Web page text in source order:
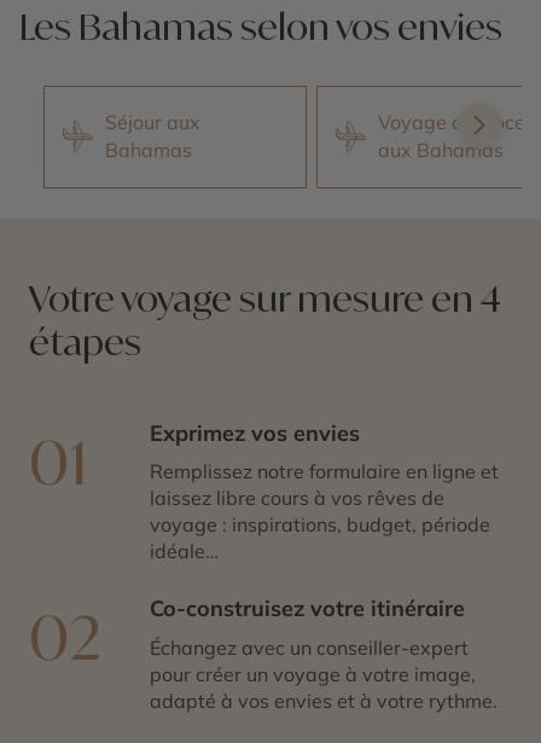
Les Bahamas selon vos envies
Séjour aux
Bahamas
Voyage de Noces
aux Bahamas
Votre voyage sur mesure en 4
étapes
01 Exprimez vos envies
Remplissez notre formulaire en ligne et
laissez libre cours à vos rêves de
voyage : inspirations, budget, période
idéale…
02 Co-construisez votre itinéraire
Échangez avec un conseiller-expert
pour créer un voyage à votre image,
adapté à vos envies et à votre rythme.